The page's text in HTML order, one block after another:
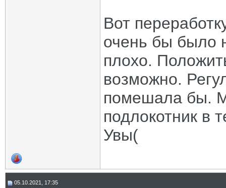
Вот
очень бы было
плохо.
возможно.
помешала бы.
подлокотник в
Увы(
05.10.2021, 17:35